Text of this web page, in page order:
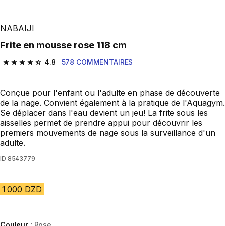
NABAIJI
Frite en mousse rose 118 cm
4.8
4.8 out of 5 stars from 578 reviews
578 COMMENTAIRES
Conçue pour l'enfant ou l'adulte en phase de découverte
de la nage. Convient également à la pratique de l'Aquagym.
Se déplacer dans l'eau devient un jeu! La frite sous les
aisselles permet de prendre appui pour découvrir les
premiers mouvements de nage sous la surveillance d'un
adulte.
ID 8543779
1 000 DZD